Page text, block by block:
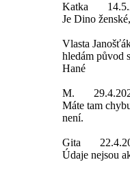
Katka
Je Dino
Vlasta
hledám původ
Hané
M.
Máte tam
není.
Gita
Údaje nejsou